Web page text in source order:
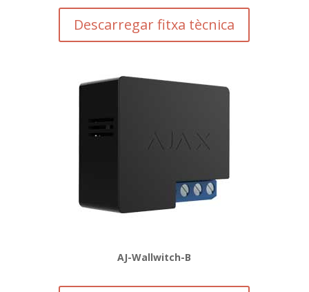
Descarregar fitxa tècnica
AJ-Wallwitch-B